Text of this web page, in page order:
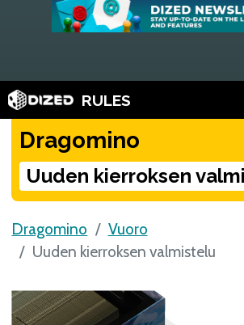
RULES
Dragomino
Uuden kierroksen
Dragomino
Vuoro
Uuden kierroksen valmistelu